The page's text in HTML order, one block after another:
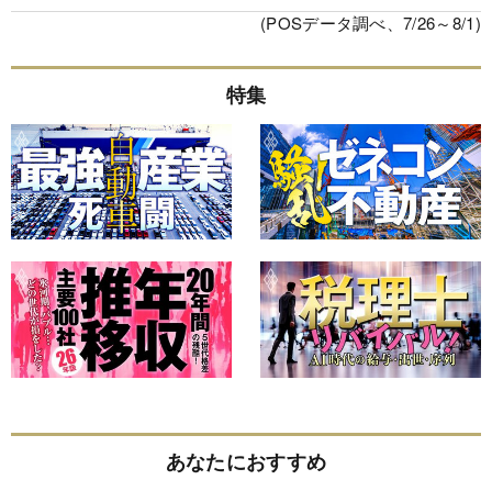
(POSデータ調べ、7/26～8/1)
特集
あなたにおすすめ